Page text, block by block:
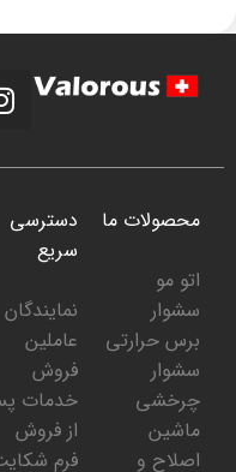
محصولات ما
اتو مو
سشوار
برس حرارتی
سشوار
چرخشی
ماشین
اصلاح و
دسترسی
سریع
عاملین
فروش
خدمات
از فروش
فرم